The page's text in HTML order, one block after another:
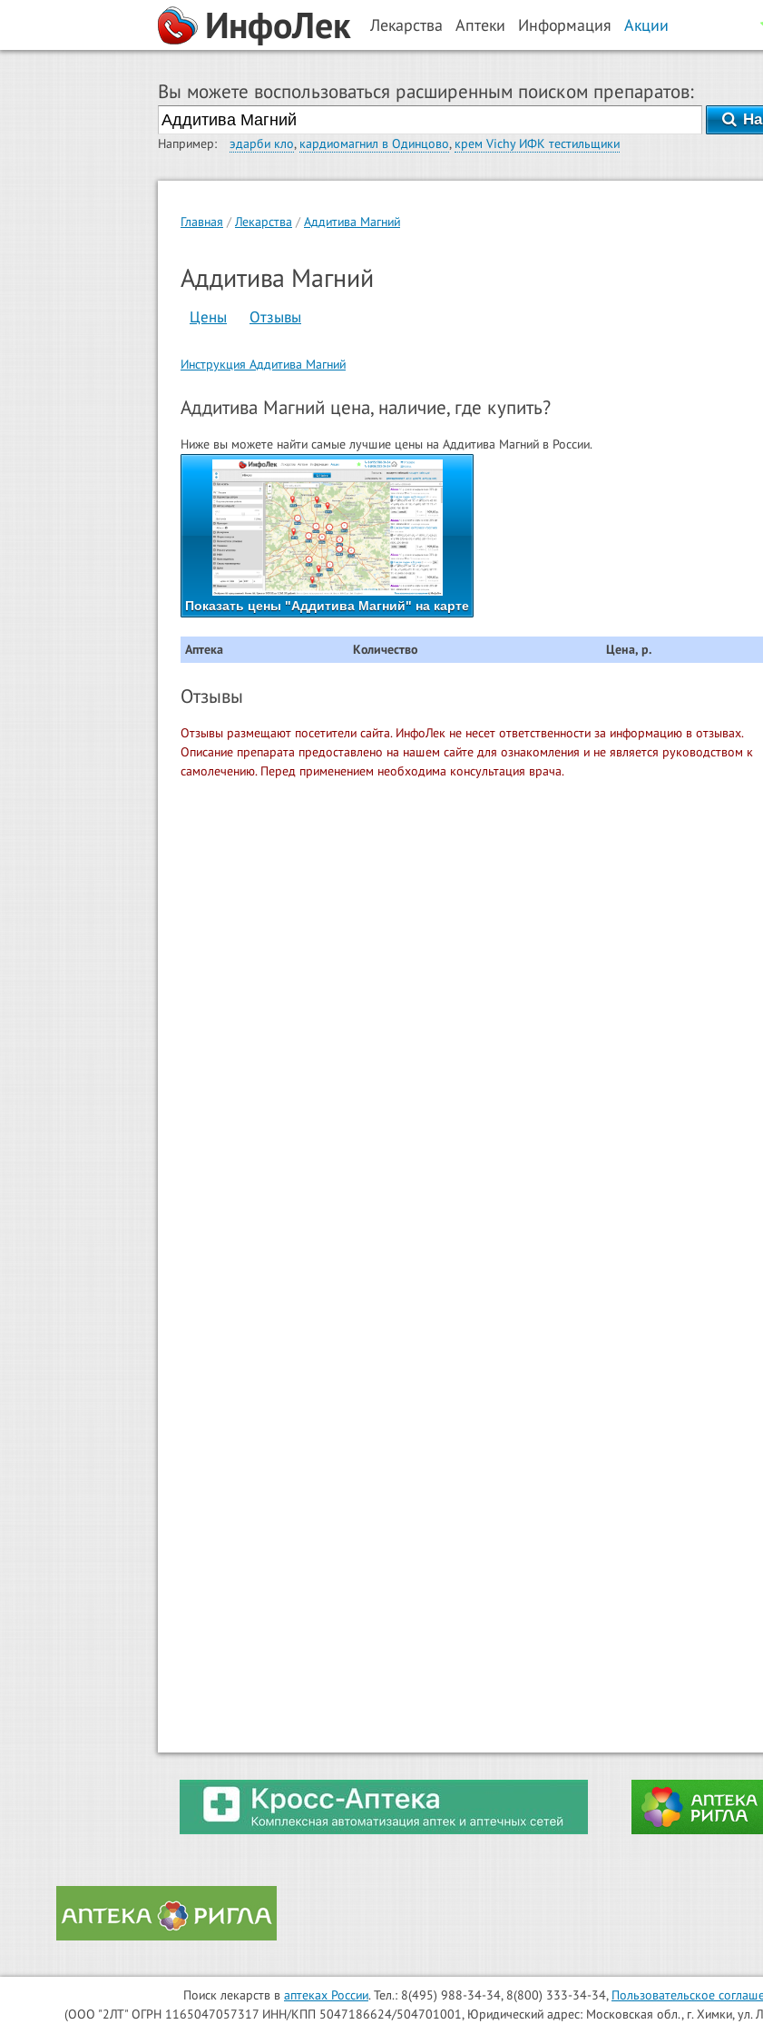
ИнфоЛек Лекарства Аптеки Информация Акции
Вы можете воспользоваться расширенным поиском препаратов:
Например: эдарби кло, кардиомагнил в Одинцово, крем Vichy ИФК тестильщики
Главная Лекарства Аддитива Магний
Аддитива Магний
Цены Отзывы
Инструкция Аддитива Магний
Аддитива Магний цена, наличие, где купить?
Ниже вы можете найти самые лучшие цены на Аддитива Магний в России.
Показать цены "Аддитива Магний" на карте
Аптека Количество Цена, р.
Отзывы
Отзывы размещают посетители сайта. ИнфоЛек не несет ответственности за информацию в отзывах.
Описание препарата предоставлено на нашем сайте для ознакомления и не является руководством к
самолечению. Перед применением необходима консультация врача.
Поиск лекарств в аптеках России. Тел.: 8(495) 988-34-34, 8(800) 333-34-34, Пользовательское
(ООО "2ЛТ" ОГРН 1165047057317 ИНН/КПП 5047186624/504701001, Юридический адрес: Московская обл., г. Химки, ул.